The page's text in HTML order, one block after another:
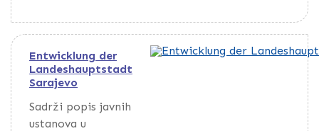
Entwicklung der
Landeshauptstadt
Sarajevo
Sadrži popis javnih
ustanova u